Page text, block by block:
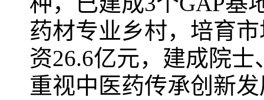
药材专业乡村，培育
资26.6亿元，建成院
重视中医药传承创新